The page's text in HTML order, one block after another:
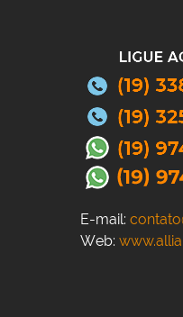
E-mail:
Web: